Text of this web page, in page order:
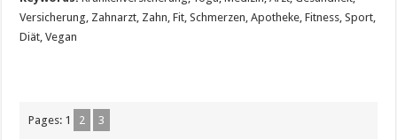
Versicherung, Zahnarzt, Zahn, Fit, Schmerzen, Apotheke, Fitness, Sport,
Diät, Vegan
Pages: 1 2 3